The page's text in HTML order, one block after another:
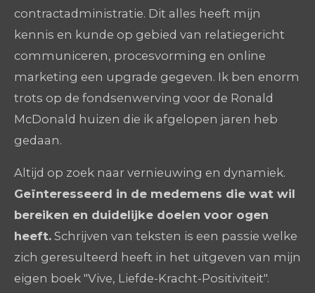
contractadministratie. Dit alles heeft mijn
kennis en kunde op gebied van relatiegericht
communiceren, procesvorming en online
marketing een upgrade gegeven. Ik ben enorm
trots op de fondsenwerving voor de Ronald
McDonald huizen die ik afgelopen jaren heb
gedaan.
Altijd op zoek naar vernieuwing en dynamiek.
Geïnteresseerd in de medemens die wat wil
bereiken en duidelijke doelen voor ogen
heeft. Schrijven van teksten is een passie welke
zich geresulteerd heeft in het uitgeven van mijn
eigen boek "Vive, Liefde-Kracht-Positiviteit".